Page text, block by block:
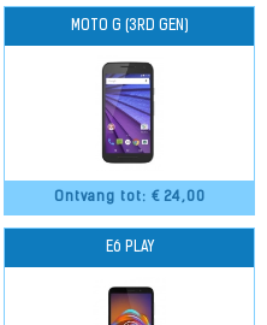
Ontvang tot: € 24,00
MOTO G (3RD GEN)
E6 PLAY